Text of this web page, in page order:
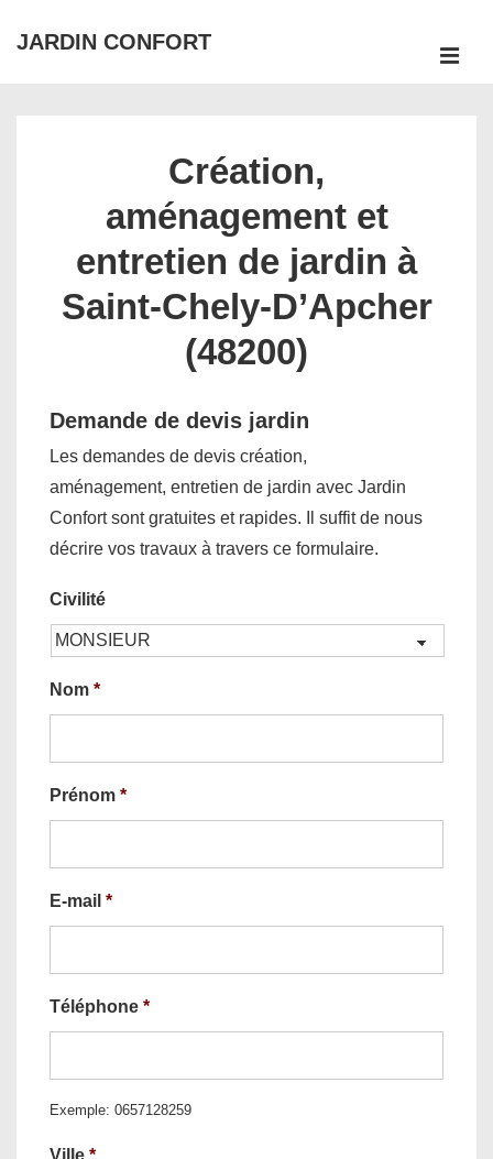
passer
JARDIN CONFORT
Création,
aménagement et
entretien de jardin à
Saint-Chely-D’Apcher
(48200)
Demande de devis jardin
Les demandes de devis création,
aménagement, entretien de jardin avec Jardin
Confort sont gratuites et rapides. Il suffit de nous
décrire vos travaux à travers ce formulaire.
Civilité
Nom *
Prénom *
E-mail *
Téléphone *
Exemple: 0657128259
Ville *